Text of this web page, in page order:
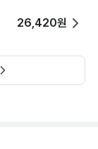
26,420원